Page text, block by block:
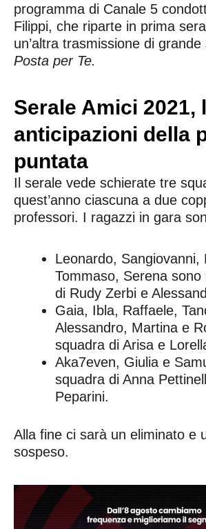
programma di Canale 5
Filippi, che riparte in prima
un’altra trasmissione di grande
Posta per Te.
Serale Amici 2021,
anticipazioni della
puntata
Il serale vede schierate tre
quest’anno ciascuna a due
professori. I ragazzi in gara
Leonardo, Sangiovanni,
Tommaso, Serena sono
di Rudy Zerbi e
Gaia, Ibla, Raffaele,
Alessandro, Martina e
squadra di Arisa e
Aka7even, Giulia e
squadra di Anna
Peparini.
Alla fine ci sarà un eliminato e
sospeso.